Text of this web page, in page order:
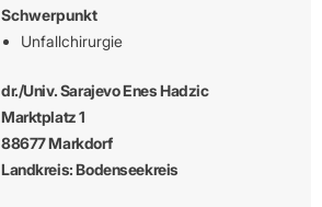
Schwerpunkt
Unfallchirurgie
dr./Univ. Sarajevo Enes Hadzic
Marktplatz 1
88677 Markdorf
Landkreis: Bodenseekreis